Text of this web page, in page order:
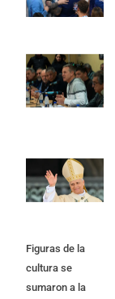
Figuras de la
cultura se
sumaron a la